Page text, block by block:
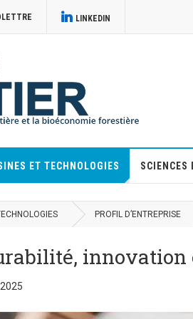
LINKEDIN
ET TECHNOLOGIES SCIENCES
PROFIL D’ENTREPRISE
innovation